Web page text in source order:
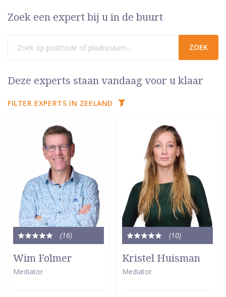
Zoek een expert bij u in de buurt
Deze experts staan vandaag voor u klaar
FILTER EXPERTS IN ZEELAND
(16)
Totale
waardering:
5
van
Wim Folmer
Mediator
(10)
Totale
waardering:
5
van
Kristel Huisman
Mediator